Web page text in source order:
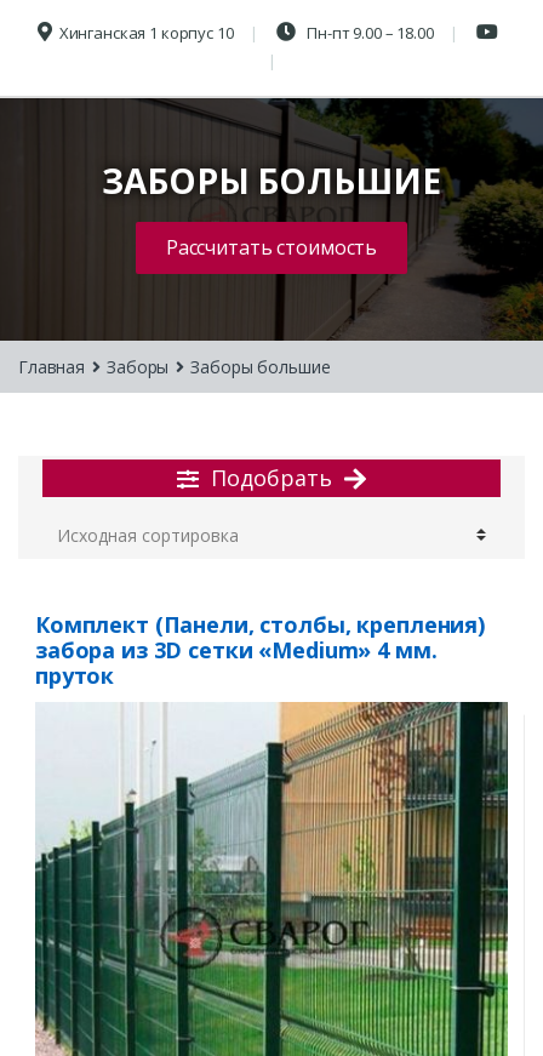
Хинганская 1 корпус 10 Пн-пт 9.00 – 18.00
ЗАБОРЫ БОЛЬШИЕ
Рассчитать стоимость
Главная Заборы Заборы большие
Подобрать
Комплект (Панели, столбы, крепления)
забора из 3D сетки «Medium» 4 мм.
пруток